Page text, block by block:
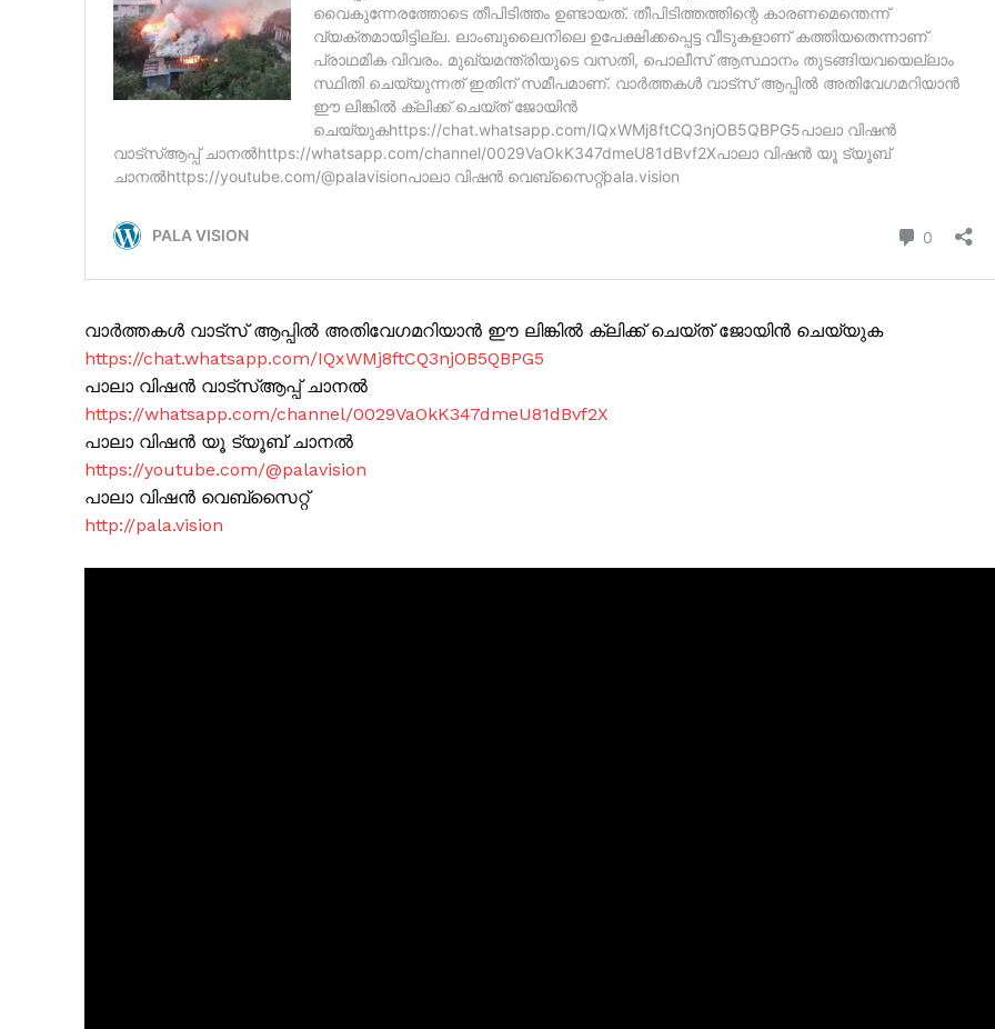
വാർത്തകൾ വാട്സ് ആപ്പിൽ അതിവേഗമറിയാൻ ഈ ലിങ്കിൽ ക്ലിക്ക് ചെയ്ത് ജോയിൻ ചെയ്യുക
https://chat.whatsapp.com/IQxWMj8ftCQ3njOB5QBPG5
പാലാ വിഷൻ വാട്സ്ആപ്പ് ചാനൽ
https://whatsapp.com/channel/0029VaOkK347dmeU81dBvf2X
പാലാ വിഷൻ യൂ ട്യൂബ് ചാനൽ
https://youtube.com/@palavision
പാലാ വിഷൻ വെബ്സൈറ്റ്
http://pala.vision